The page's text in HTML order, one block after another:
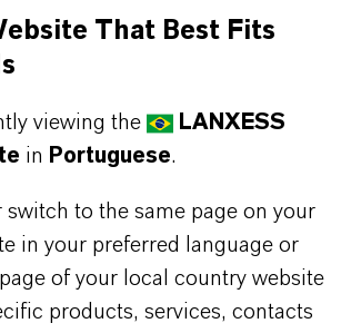
PRODUTOS
PRODUTO
That Best Fits
viewing the
LANXESS
in Portuguese.
switch to the same page on your
in your preferred language or
of your local country website
products, services, contacts